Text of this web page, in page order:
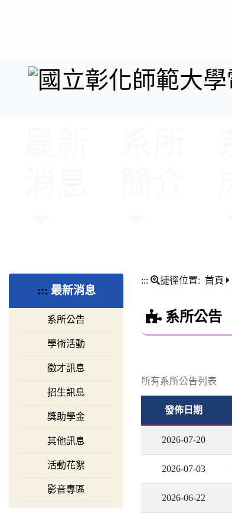
::: 最新消息
系所公告
學術活動
徵才訊息
招生訊息
獎助學金
其他訊息
活動花絮
影音專區
::: 捷徑位置: 首頁
系所公告
所有系所公告列表
發佈日期
2026-07-20
2026-07-03
2026-06-22